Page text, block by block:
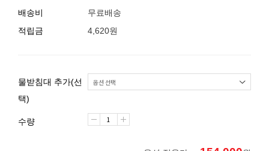
배송비
무료배송
적립금
4,620원
물받침대 추가(선
택)
수량